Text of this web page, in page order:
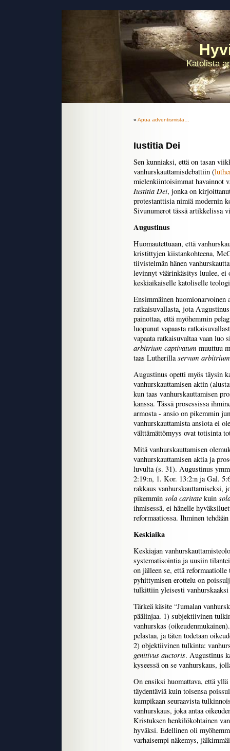
Katolista
« Apua adventismista…
Iustitia Dei
Sen kunniaksi, että on tasan
vanhurskauttamisdebattiin (
mielenkiintoisimmat havainnot
Iustitia Dei, jonka on
protestanttisia nimiä modernin
Sivunumerot tässä artikkelissa
Augustinus
Huomautettuaan, että
kristittyjen kiistankohteena,
tiivistelmän hänen
levinnyt väärinkäsitys luulee, ei
keskiaikaiselle katoliselle
Ensimmäinen huomionarvoinen
ratkaisuvallasta, jota
painottaa, että myöhemmin
luopunut vapaasta
vapaata ratkaisuvaltaa vaan
arbitrium captivatum muuttuu
taas Lutherillaservum
Augustinus opetti myös täysin
vanhurskauttamisen aktin
kun taas vanhurskauttamisen
kanssa. Tässä prosessissa
armosta - ansio on pikemmin
vanhurskauttamista ansiota ei
välttämättömyys ovat totisinta
Mitä vanhurskauttamisen
vanhurskauttamisen aktia ja
luvulta (s. 31). Augustinus
2:19:n, 1. Kor. 13:2:n ja Gal.
rakkaus vanhurskauttamiseksi,
pikemmin sola caritate kuin
ihmisessä, ei hänelle
reformaatiossa. Ihminen
Keskiaika
Keskiajan
systematisointia ja uusiin
on jälleen se, että
pyhittymisen erottelu on
tulkittiin yleisesti
Tärkeä käsite “Jumalan
päälinjaa. 1) subjektiivinen
vanhurskas
pelastaa, ja täten todetaan
2) objektiivinen tulkinta:
genitivus auctoris. Augustinus
kyseessä on se vanhurskaus,
On ensiksi huomattava, että
täydentäviä kuin toisensa
kumpikaan seuraavista
vanhurskaus, joka antaa
Kristuksen henkilökohtainen
hyväksi. Edellinen oli
varhaisempi näkemys,